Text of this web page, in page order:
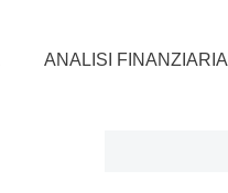
ANALISI FINANZIARIA